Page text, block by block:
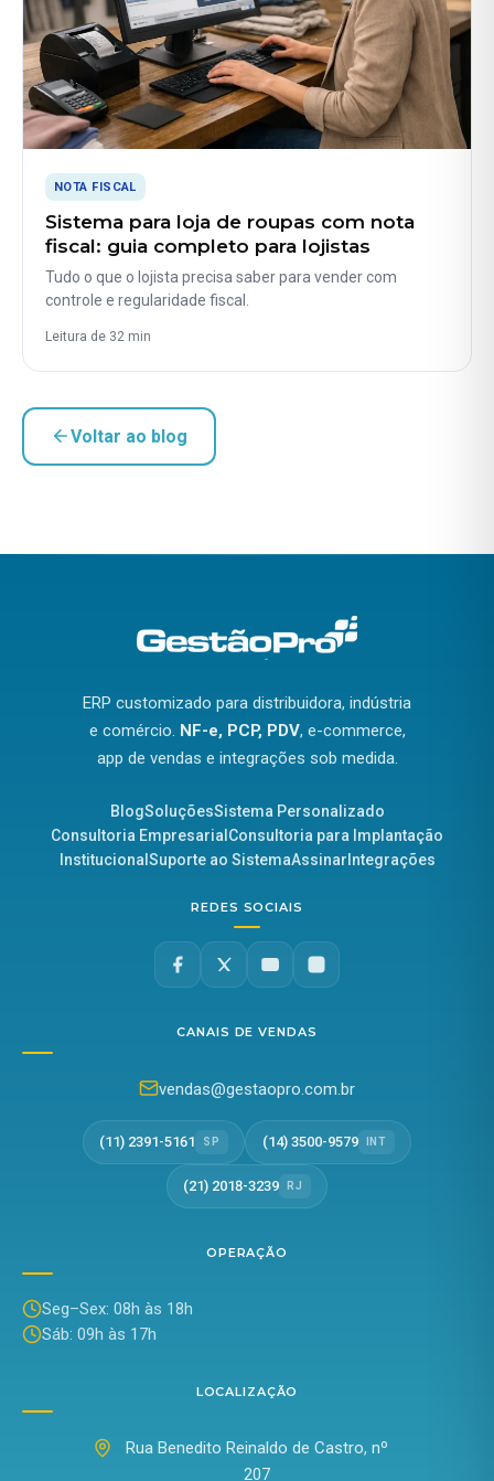
NOTA FISCAL
Sistema para loja de roupas com nota
fiscal: guia completo para lojistas
Tudo o que o lojista precisa saber para vender com
controle e regularidade fiscal.
Leitura de 32 min
Voltar ao blog
ERP customizado para distribuidora, indústria
e comércio. NF-e, PCP, PDV, e-commerce,
app de vendas e integrações sob medida.
BlogSoluçõesSistema Personalizado
Consultoria Empresarial Consultoria para Implantação
Institucional Suporte ao SistemaAssinar Integrações
REDES SOCIAIS
CANAIS DE VENDAS
vendas@gestaopro.com.br
(11) 2391-5161 SP (14) 3500-9579 INT
(21) 2018-3239 RJ
OPERAÇÃO
Seg–Sex: 08h às 18h
Sáb: 09h às 17h
LOCALIZAÇÃO
Rua Benedito Reinaldo de Castro, nº
207